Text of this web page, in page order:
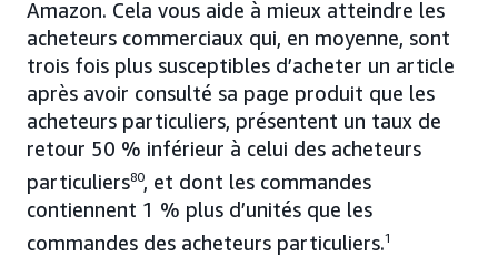
Amazon. Cela vous aide à mieux atteindre les
acheteurs commerciaux qui, en moyenne, sont
trois fois plus susceptibles d’acheter un article
après avoir consulté sa page produit que les
acheteurs particuliers, présentent un taux de
retour 50 % inférieur à celui des acheteurs
particuliers80, et dont les commandes
contiennent 1 % plus d’unités que les
commandes des acheteurs particuliers.1